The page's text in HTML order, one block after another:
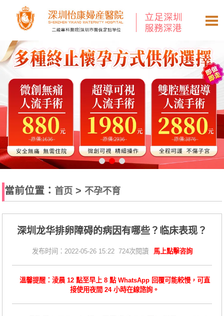
當前位置： 首页 > 不孕不育
深圳龙华排卵障碍的病因有哪些？临床表现？
发布时间：2022-05-26 15:22 724次閱讀 馬上點擊咨詢
溫馨提醒：淩晨 12 點至早上 8 點 WhatsApp 回覆可能較慢，可直
接使用夜間 24 小時在線諮詢。